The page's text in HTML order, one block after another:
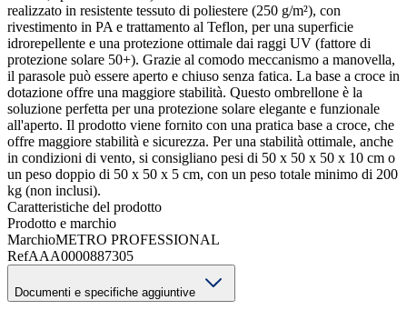
realizzato in resistente tessuto di poliestere (250 g/m²), con
rivestimento in PA e trattamento al Teflon, per una superficie
idrorepellente e una protezione ottimale dai raggi UV (fattore di
protezione solare 50+). Grazie al comodo meccanismo a manovella,
il parasole può essere aperto e chiuso senza fatica. La base a croce in
dotazione offre una maggiore stabilità. Questo ombrellone è la
soluzione perfetta per una protezione solare elegante e funzionale
all'aperto. Il prodotto viene fornito con una pratica base a croce, che
offre maggiore stabilità e sicurezza. Per una stabilità ottimale, anche
in condizioni di vento, si consigliano pesi di 50 x 50 x 50 x 10 cm o
un peso doppio di 50 x 50 x 5 cm, con un peso totale minimo di 200
kg (non inclusi).
Caratteristiche del prodotto
Prodotto e marchio
MarchioMETRO PROFESSIONAL
RefAAA0000887305
Documenti e specifiche aggiuntive